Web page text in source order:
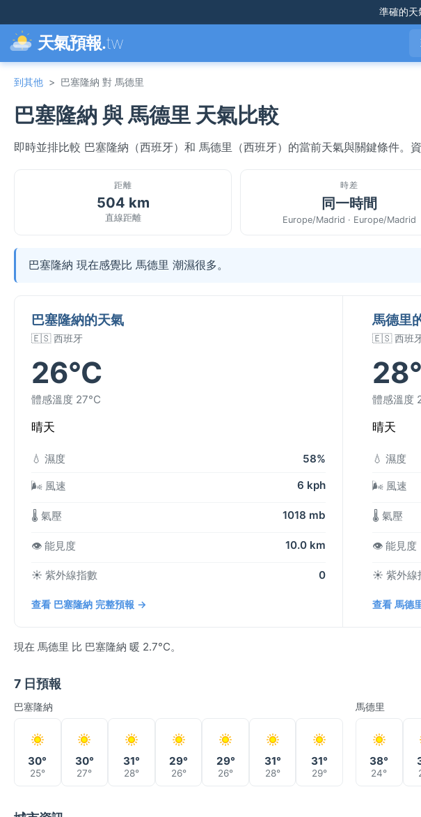
準確的天
天氣預報.tw
到其他 > 巴塞隆納 對 馬德里
巴塞隆納 與 馬德里 天氣比較
即時並排比較 巴塞隆納（西班牙）和 馬德里（西班牙）的當前天氣與關鍵條件。資
距離
504 km
直線距離
時差
同一時間
Europe/Madrid · Europe/Madrid
巴塞隆納 現在感覺比 馬德里 潮濕很多。
巴塞隆納的天氣
🇪🇸 西班牙
26°C
體感溫度 27°C
晴天
💧 濕度 58%
🌬️ 風速 6 kph
🌡️ 氣壓 1018 mb
👁️ 能見度 10.0 km
☀️ 紫外線指數 0
查看 巴塞隆納 完整預報 →
馬德里
🇪🇸 西班
體感溫度
晴天
💧 濕度
🌬️ 風速
🌡️ 氣壓
👁️ 能見度
☀️ 紫外線
查看 馬德
現在 馬德里 比 巴塞隆納 暖 2.7°C。
7 日預報
巴塞隆納
30°
25°
30°
27°
31°
28°
29°
26°
29°
26°
31°
28°
31°
29°
馬德里
38°
24°